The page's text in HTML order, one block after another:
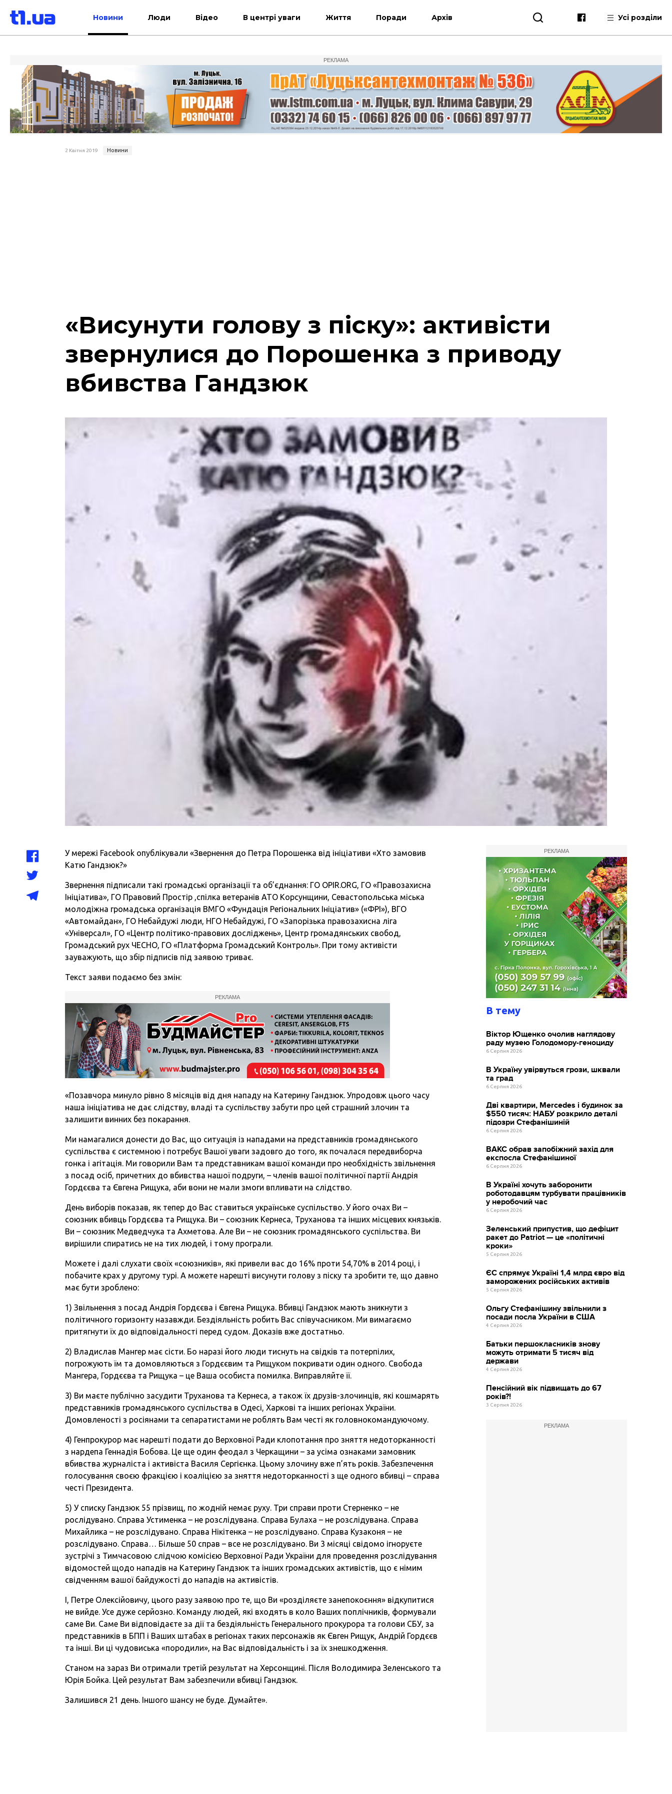
Новини Люди Відео В центрі уваги Життя Поради Архів Усі розділи
РЕКЛАМА
2 Квітня 2019 Новини
«Висунути голову з піску»: активісти
звернулися до Порошенка з приводу
вбивства Гандзюк
У мережі Facebook опублікували «Звернення до Петра Порошенка від ініціативи «Хто замовив
Катю Гандзюк?»
Звернення підписали такі громадські організації та об’єднання: ГО OPIR.ORG, ГО «Правозахисна
Ініціатива», ГО Правовий Простір ,спілка ветеранів АТО Корсунщини, Севастопольська міська
молодіжна громадська організація ВМГО «Фундація Регіональних Ініціатив» («ФРІ»), ВГО
«Автомайдан», ГО Небайдужі люди, НГО Небайдужі, ГО «Запорізька правозахисна ліга
«Універсал», ГО «Центр політико-правових досліджень», Центр громадянських свобод,
Громадський рух ЧЕСНО, ГО «Платформа Громадський Контроль». При тому активісти
зауважують, що збір підписів під заявою триває.
Текст заяви подаємо без змін:
РЕКЛАМА
«Позавчора минуло рівно 8 місяців від дня нападу на Катерину Гандзюк. Упродовж цього часу
наша ініціатива не дає слідству, владі та суспільству забути про цей страшний злочин та
залишити винних без покарання.
Ми намагалися донести до Вас, що ситуація із нападами на представників громадянського
суспільства є системною і потребує Вашої уваги задовго до того, як почалася передвиборча
гонка і агітація. Ми говорили Вам та представникам вашої команди про необхідність звільнення
з посад осіб, причетних до вбивства нашої подруги, – членів вашої політичної партії Андрія
Гордєєва та Євгена Рищука, аби вони не мали змоги впливати на слідство.
День виборів показав, як тепер до Вас ставиться українське суспільство. У його очах Ви –
союзник вбивць Гордєєва та Рищука. Ви – союзник Кернеса, Труханова та інших місцевих князьків.
Ви – союзник Медведчука та Ахметова. Але Ви – не союзник громадянського суспільства. Ви
вирішили спиратись не на тих людей, і тому програли.
Можете і далі слухати своїх «союзників», які привели вас до 16% проти 54,70% в 2014 році, і
побачите крах у другому турі. А можете нарешті висунути голову з піску та зробити те, що давно
має бути зроблено:
1) Звільнення з посад Андрія Гордєєва і Євгена Рищука. Вбивці Гандзюк мають зникнути з
політичного горизонту назавжди. Бездіяльність робить Вас співучасником. Ми вимагаємо
притягнути їх до відповідальності перед судом. Доказів вже достатньо.
2) Владислав Мангер має сісти. Бо наразі його люди тиснуть на свідків та потерпілих,
погрожують їм та домовляються з Гордєєвим та Рищуком покривати один одного. Свобода
Мангера, Гордєєва та Рищука – це Ваша особиста помилка. Виправляйте її.
3) Ви маєте публічно засудити Труханова та Кернеса, а також їх друзів-злочинців, які кошмарять
представників громадянського суспільства в Одесі, Харкові та інших регіонах України.
Домовленості з росіянами та сепаратистами не роблять Вам честі як головнокомандуючому.
4) Генпрокурор має нарешті подати до Верховної Ради клопотання про зняття недоторканності
з нардепа Геннадія Бобова. Це ще один феодал з Черкащини – за усіма ознаками замовник
вбивства журналіста і активіста Василя Сергієнка. Цьому злочину вже п’ять років. Забезпечення
голосування своєю фракцією і коаліцією за зняття недоторканності з ще одного вбивці – справа
честі Президента.
5) У списку Гандзюк 55 прізвищ, по жодній немає руху. Три справи проти Стерненко – не
рослідувано. Справа Устименка – не розслідувана. Справа Булаха – не розслідувана. Справа
Михайлика – не розслідувано. Справа Нікітенка – не розслідувано. Справа Кузаконя – не
розслідувано. Справа… Більше 50 справ – все не розслідувано. Ви 3 місяці свідомо ігноруєте
зустрічі з Тимчасовою слідчою комісією Верховної Ради України для проведення розслідування
відомостей щодо нападів на Катерину Гандзюк та інших громадських активістів, що є німим
свідченням вашої байдужості до нападів на активістів.
І, Петре Олексійовичу, цього разу заявою про те, що Ви «розділяєте занепокоєння» відкупитися
не вийде. Усе дуже серйозно. Команду людей, які входять в коло Ваших поплічників, формували
саме Ви. Саме Ви відповідаєте за дії та бездіяльність Генерального прокурора та голови СБУ, за
представників в БПП і Ваших штабах в регіонах таких персонажів як Євген Рищук, Андрій Гордєєв
та інші. Ви ці чудовиська «породили», на Вас відповідальність і за їх знешкодження.
Станом на зараз Ви отримали третій результат на Херсонщині. Після Володимира Зеленського та
Юрія Бойка. Цей результат Вам забезпечили вбивці Гандзюк.
Залишився 21 день. Іншого шансу не буде. Думайте».
РЕКЛАМА
В тему
Віктор Ющенко очолив наглядову
раду музею Голодомору-геноциду
6 Серпня 2026
В Україну увірвуться грози, шквали
та град
6 Серпня 2026
Дві квартири, Mercedes і будинок за
$550 тисяч: НАБУ розкрило деталі
підозри Стефанішиній
6 Серпня 2026
ВАКС обрав запобіжний захід для
експосла Стефанішиної
6 Серпня 2026
В Україні хочуть заборонити
роботодавцям турбувати працівників
у неробочий час
6 Серпня 2026
Зеленський припустив, що дефіцит
ракет до Patriot — це «політичні
кроки»
5 Серпня 2026
ЄС спрямує Україні 1,4 млрд євро від
заморожених російських активів
5 Серпня 2026
Ольгу Стефанішину звільнили з
посади посла України в США
4 Серпня 2026
Батьки першокласників знову
можуть отримати 5 тисяч від
держави
4 Серпня 2026
Пенсійний вік підвищать до 67
років?!
3 Серпня 2026
РЕКЛАМА